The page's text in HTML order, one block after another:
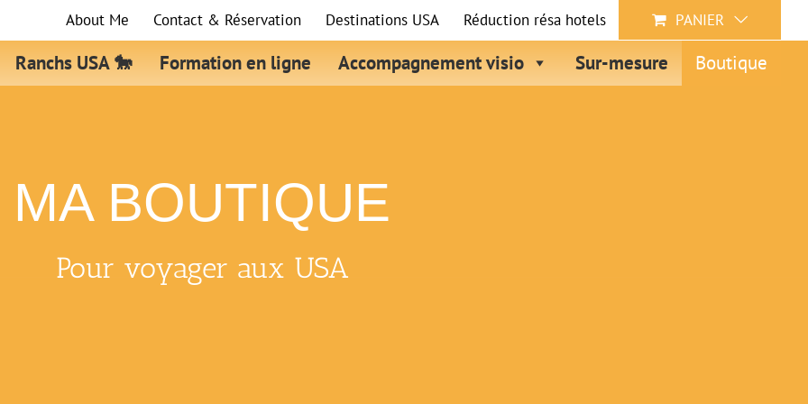
About Me Contact & Réservation Destinations USA Réduction résa hotels PANIER
Ranchs USA 🐎 Formation en ligne Accompagnement visio Sur-mesure Boutique
MA BOUTIQUE
Pour voyager aux USA